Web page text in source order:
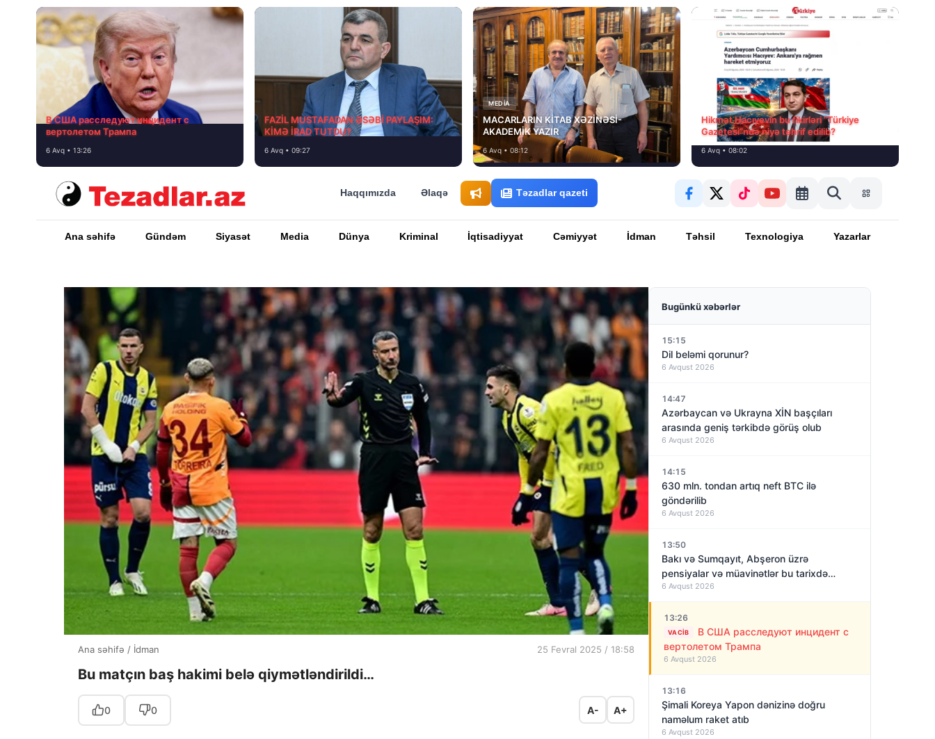
В США расследуют инцидент с
вертолетом Трампа
6 Avq • 13:26
FAZİL MUSTAFADAN ƏSƏBİ PAYLAŞIM:
KİMƏ İRAD TUTDU?
6 Avq • 09:27
MEDİA
MACARLARIN KİTAB XƏZİNƏSİ-
AKADEMİK YAZIR
6 Avq • 08:12
Hikmət Hacıyevin bu fikirləri “Türkiye
Gazetesi”ndə niyə təhrif edilib?
6 Avq • 08:02
Haqqımızda Əlaqə Təzadlar qazeti
Ana səhifə Gündəm Siyasət Media Dünya Kriminal İqtisadiyyat Cəmiyyət İdman Təhsil Texnologiya Yazarlar
Ana səhifə / İdman 25 Fevral 2025 / 18:58
Bu matçın baş hakimi belə qiymətləndirildi…
0 0 A- A+
Bugünkü xəbərlər
15:15
Dil beləmi qorunur?
6 Avqust 2026
14:47
Azərbaycan və Ukrayna XİN başçıları
arasında geniş tərkibdə görüş olub
6 Avqust 2026
14:15
630 mln. tondan artıq neft BTC ilə
göndərilib
6 Avqust 2026
13:50
Bakı və Sumqayıt, Abşeron üzrə
pensiyalar və müavinətlər bu tarixdə
veriləcək
6 Avqust 2026
13:26
VACIB
В США расследуют инцидент с
вертолетом Трампа
6 Avqust 2026
13:16
Şimali Koreya Yapon dənizinə doğru
naməlum raket atıb
6 Avqust 2026